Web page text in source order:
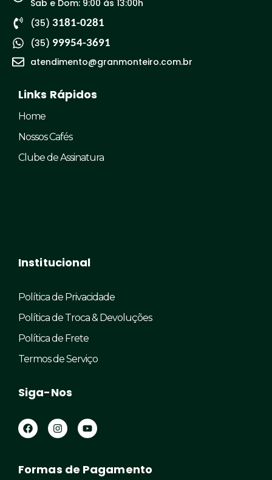
Sab e Dom: 9:00 às 13:00h
(35) 3181-0281
(35) 99954-3691
atendimento@granmonteiro.com.br
Links Rápidos
Home
Nossos Cafés
Clube de Assinatura
Institucional
Política de Privacidade
Política de Troca & Devoluções
Política de Frete
Termos de Serviço
Siga-Nos
F
a
o
I
n
g
Y
o
b
Formas de Pagamento